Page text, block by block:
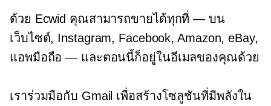
ด้วย Ecwid คุณสามารถขายได้ทุกที่ — บน
เว็บไซต์, Instagram, Facebook, Amazon, eBay,
แอพมือถือ — และตอนนี้ก็อยู่ในอีเมลของคุณด้วย
เราร่วมมือกับ Gmail เพื่อสร้างโซลูชันที่มีพลังใน